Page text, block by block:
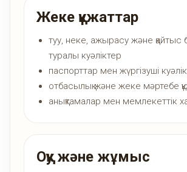
Жеке құжаттар
туу, неке, ажырасу және қайтыс
туралы куәліктер
паспорттар мен жүргізуші
отбасылық және жеке мәртебе
анықтамалар мен мемлекеттік
Оқу және жұмыс